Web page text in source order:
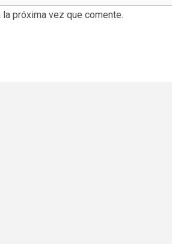
próxima vez que comente.